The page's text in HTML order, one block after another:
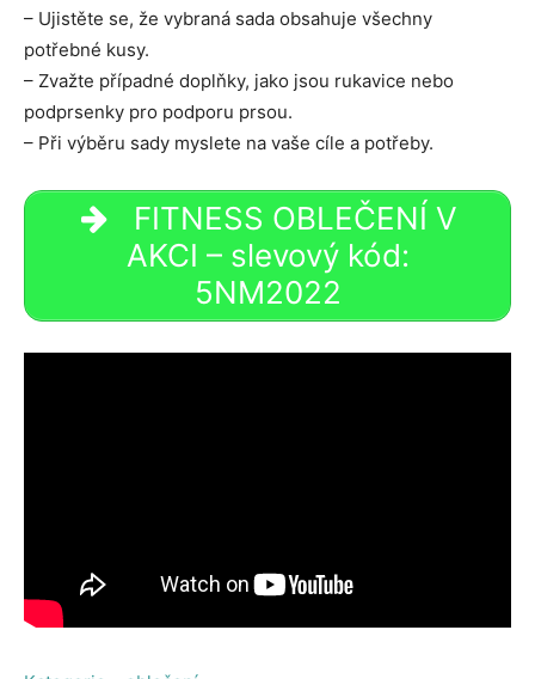
– Ujistěte se, že vybraná sada obsahuje všechny
potřebné kusy.
– Zvažte případné doplňky, jako jsou rukavice nebo
podprsenky pro podporu prsou.
– Při výběru sady myslete na vaše cíle a potřeby.
FITNESS OBLEČENÍ V
AKCI – slevový kód:
5NM2022